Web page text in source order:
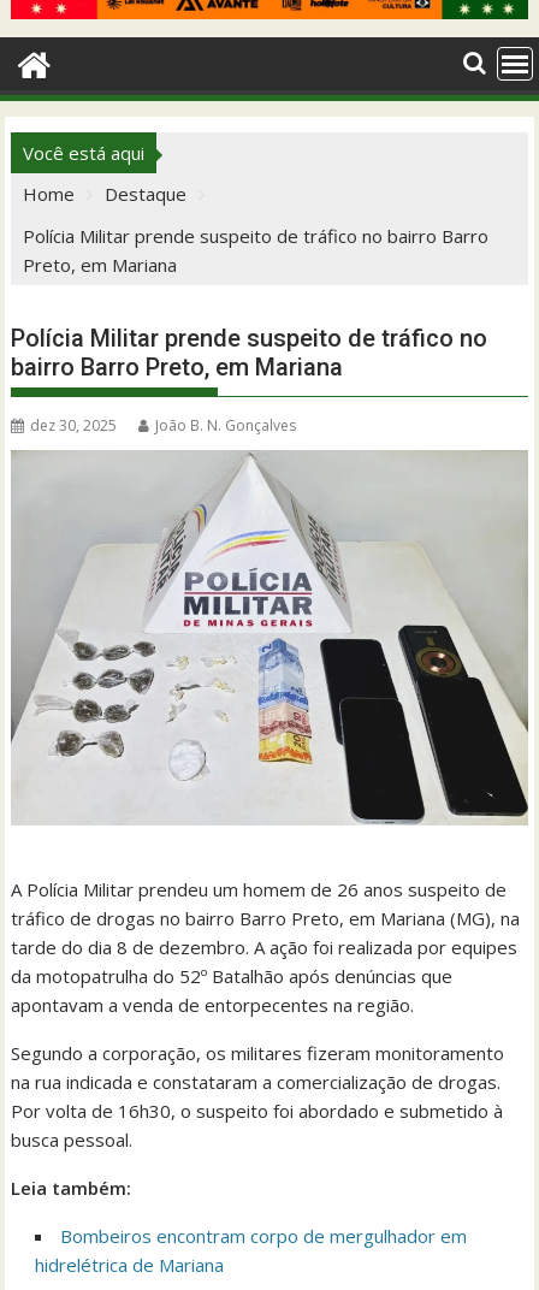
Você está aqui
Home
Destaque
Polícia Militar prende suspeito de tráfico no bairro Barro
Preto, em Mariana
Polícia Militar prende suspeito de tráfico no
bairro Barro Preto, em Mariana
dez 30, 2025 João B. N. Gonçalves
A Polícia Militar prendeu um homem de 26 anos suspeito de
tráfico de drogas no bairro Barro Preto, em Mariana (MG), na
tarde do dia 8 de dezembro. A ação foi realizada por equipes
da motopatrulha do 52º Batalhão após denúncias que
apontavam a venda de entorpecentes na região.
Segundo a corporação, os militares fizeram monitoramento
na rua indicada e constataram a comercialização de drogas.
Por volta de 16h30, o suspeito foi abordado e submetido à
busca pessoal.
Leia também:
Bombeiros encontram corpo de mergulhador em
hidrelétrica de Mariana